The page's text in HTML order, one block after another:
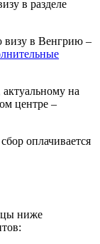
в разделе
визу в Венгрию –
на
центре –
оплачивается
ниже